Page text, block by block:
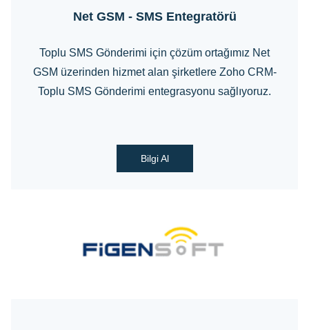
Net GSM - SMS Entegratörü
Toplu SMS Gönderimi için çözüm ortağımız Net
GSM üzerinden hizmet alan şirketlere Zoho CRM-
Toplu SMS Gönderimi entegrasyonu sağlıyoruz.
Bilgi Al